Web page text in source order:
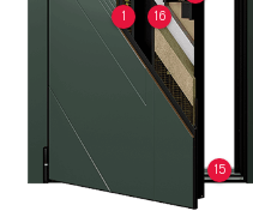
1
15
16